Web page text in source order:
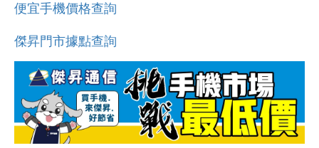
便宜手機價格查詢
傑昇門市據點查詢